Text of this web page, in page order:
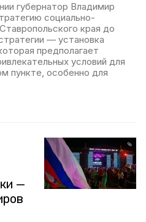
губернатор Владимир
социально-
края до
— установка
предполагает
условий для
пункте, особенно для
—